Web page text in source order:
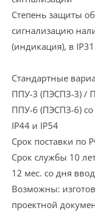
Степень защиты
сигнализацию
(индикация), в IP31
Стандартные
ППУ-3 (ПЭСПЗ-3) /
ППУ-6 (ПЭСПЗ-6)
IP44 и IP54
Срок поставки по
Срок службы 10
12 мес. со дня
Возможны:
проектной